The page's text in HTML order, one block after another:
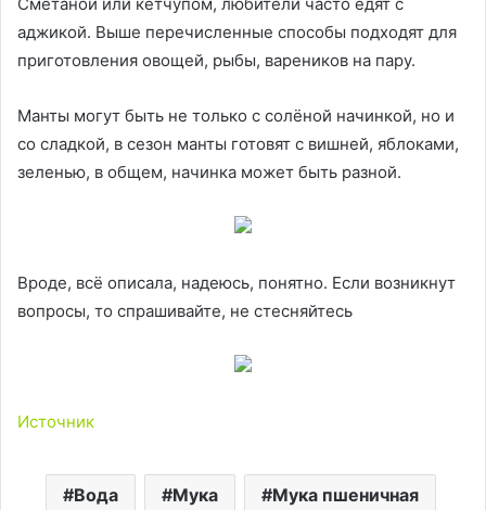
аджикой. Выше перечисленные способы подходят для
приготовления овощей, рыбы, вареников на пару.
Манты могут быть не только с солёной начинкой, но и
co сладкой, в сезон манты готовят с вишней, яблоками,
зеленью, в общем, начинка может быть разной.
Вроде, всё описала, надеюсь, понятно. Если возникнут
вопросы, то спрашивайте, не стесняйтесь
Источник
Вода Мука Мука пшеничная